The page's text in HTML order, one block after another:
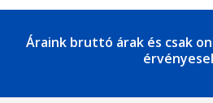
Áraink bruttó árak és csak